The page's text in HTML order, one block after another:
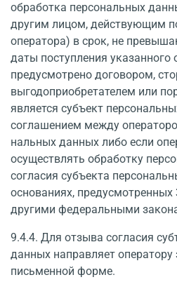
обработка персональных
другим лицом, действующим
оператора) в срок, не
даты поступления указанного
предусмотрено догово­ром,
выгодоприобретателем или
является субъект
соглашением между
нальных данных либо если
осуществлять обработку
согласия субъекта
основаниях,
другими федеральными
9.4.4. Для отзыва согласия
данных направляет оператору
письменной форме.